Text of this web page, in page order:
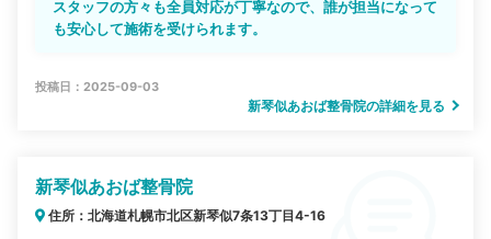
スタッフの方々も全員対応が丁寧なので、誰が担当になって
も安心して施術を受けられます。
投稿日：2025-09-03
新琴似あおば整骨院の詳細を見る
新琴似あおば整骨院
住所：北海道札幌市北区新琴似7条13丁目4-16